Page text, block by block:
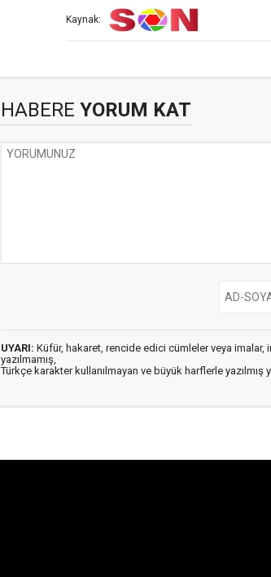
Kaynak:
HABERE YORUM KAT
UYARI: Küfür, hakaret, rencide edici cümleler veya imalar,
yazılmamış,
Türkçe karakter kullanılmayan ve büyük harflerle yazılmış